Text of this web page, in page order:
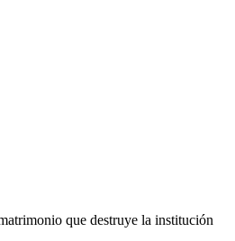
que destruye la institución